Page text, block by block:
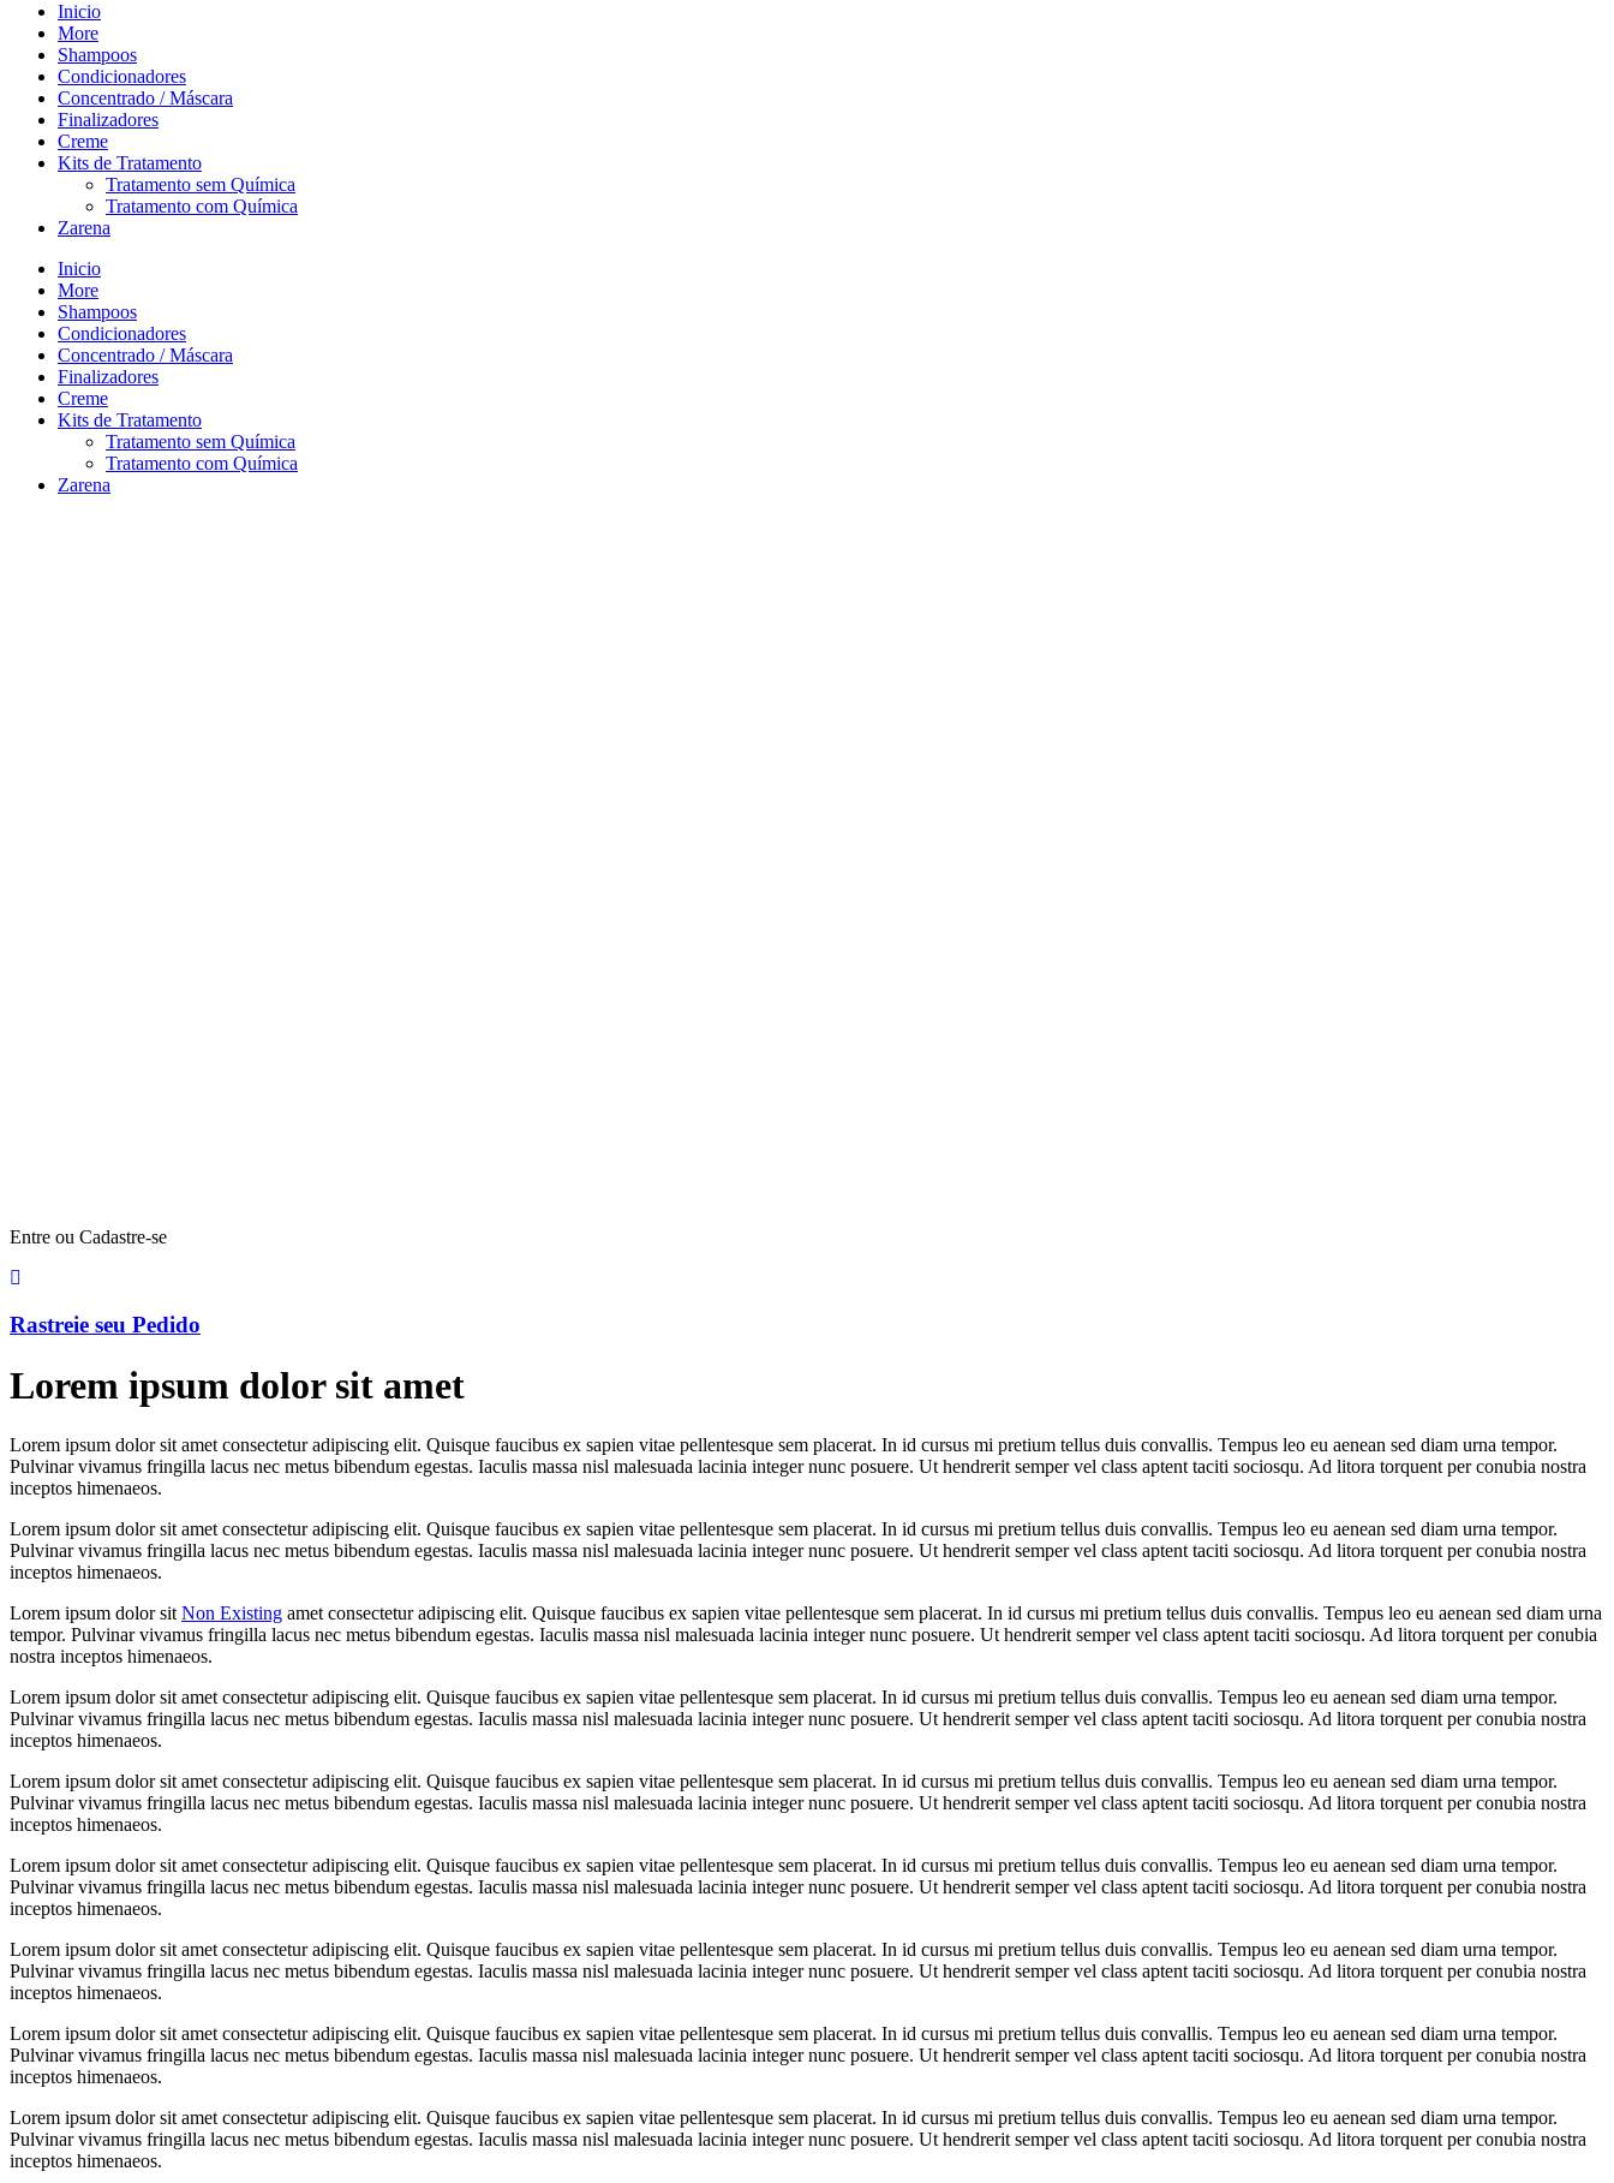
Inicio
More
Shampoos
Condicionadores
Concentrado / Máscara
Finalizadores
Creme
Kits de Tratamento
Tratamento sem Química
Tratamento com Química
Zarena
Inicio
More
Shampoos
Condicionadores
Concentrado / Máscara
Finalizadores
Creme
Kits de Tratamento
Tratamento sem Química
Tratamento com Química
Zarena
Entre ou Cadastre-se
Rastreie seu Pedido
Lorem ipsum dolor sit amet
Lorem ipsum dolor sit amet consectetur adipiscing elit. Quisque faucibus ex sapien vitae pellentesque sem placerat. In id cursus mi pretium tellus duis convallis. Tempus leo eu aenean sed diam urna tempor.
Pulvinar vivamus fringilla lacus nec metus bibendum egestas. Iaculis massa nisl malesuada lacinia integer nunc posuere. Ut hendrerit semper vel class aptent taciti sociosqu. Ad litora torquent per conubia nostra
inceptos himenaeos.
Lorem ipsum dolor sit amet consectetur adipiscing elit. Quisque faucibus ex sapien vitae pellentesque sem placerat. In id cursus mi pretium tellus duis convallis. Tempus leo eu aenean sed diam urna tempor.
Pulvinar vivamus fringilla lacus nec metus bibendum egestas. Iaculis massa nisl malesuada lacinia integer nunc posuere. Ut hendrerit semper vel class aptent taciti sociosqu. Ad litora torquent per conubia nostra
inceptos himenaeos.
Lorem ipsum dolor sit Non Existing amet consectetur adipiscing elit. Quisque faucibus ex sapien vitae pellentesque sem placerat. In id cursus mi pretium tellus duis convallis. Tempus leo eu aenean sed diam urna
tempor. Pulvinar vivamus fringilla lacus nec metus bibendum egestas. Iaculis massa nisl malesuada lacinia integer nunc posuere. Ut hendrerit semper vel class aptent taciti sociosqu. Ad litora torquent per conubia
nostra inceptos himenaeos.
Lorem ipsum dolor sit amet consectetur adipiscing elit. Quisque faucibus ex sapien vitae pellentesque sem placerat. In id cursus mi pretium tellus duis convallis. Tempus leo eu aenean sed diam urna tempor.
Pulvinar vivamus fringilla lacus nec metus bibendum egestas. Iaculis massa nisl malesuada lacinia integer nunc posuere. Ut hendrerit semper vel class aptent taciti sociosqu. Ad litora torquent per conubia nostra
inceptos himenaeos.
Lorem ipsum dolor sit amet consectetur adipiscing elit. Quisque faucibus ex sapien vitae pellentesque sem placerat. In id cursus mi pretium tellus duis convallis. Tempus leo eu aenean sed diam urna tempor.
Pulvinar vivamus fringilla lacus nec metus bibendum egestas. Iaculis massa nisl malesuada lacinia integer nunc posuere. Ut hendrerit semper vel class aptent taciti sociosqu. Ad litora torquent per conubia nostra
inceptos himenaeos.
Lorem ipsum dolor sit amet consectetur adipiscing elit. Quisque faucibus ex sapien vitae pellentesque sem placerat. In id cursus mi pretium tellus duis convallis. Tempus leo eu aenean sed diam urna tempor.
Pulvinar vivamus fringilla lacus nec metus bibendum egestas. Iaculis massa nisl malesuada lacinia integer nunc posuere. Ut hendrerit semper vel class aptent taciti sociosqu. Ad litora torquent per conubia nostra
inceptos himenaeos.
Lorem ipsum dolor sit amet consectetur adipiscing elit. Quisque faucibus ex sapien vitae pellentesque sem placerat. In id cursus mi pretium tellus duis convallis. Tempus leo eu aenean sed diam urna tempor.
Pulvinar vivamus fringilla lacus nec metus bibendum egestas. Iaculis massa nisl malesuada lacinia integer nunc posuere. Ut hendrerit semper vel class aptent taciti sociosqu. Ad litora torquent per conubia nostra
inceptos himenaeos.
Lorem ipsum dolor sit amet consectetur adipiscing elit. Quisque faucibus ex sapien vitae pellentesque sem placerat. In id cursus mi pretium tellus duis convallis. Tempus leo eu aenean sed diam urna tempor.
Pulvinar vivamus fringilla lacus nec metus bibendum egestas. Iaculis massa nisl malesuada lacinia integer nunc posuere. Ut hendrerit semper vel class aptent taciti sociosqu. Ad litora torquent per conubia nostra
inceptos himenaeos.
Lorem ipsum dolor sit amet consectetur adipiscing elit. Quisque faucibus ex sapien vitae pellentesque sem placerat. In id cursus mi pretium tellus duis convallis. Tempus leo eu aenean sed diam urna tempor.
Pulvinar vivamus fringilla lacus nec metus bibendum egestas. Iaculis massa nisl malesuada lacinia integer nunc posuere. Ut hendrerit semper vel class aptent taciti sociosqu. Ad litora torquent per conubia nostra
inceptos himenaeos.